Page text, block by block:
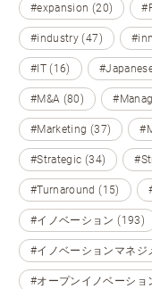
#expansion (20)
#industry (47)
#IT (16)
#M&A (80)
#Marketing (37)
#Strategic (34)
#Turnaround (15)
#イノベーション (193)
#イノベーションマネジ
#オープンイノベーショ